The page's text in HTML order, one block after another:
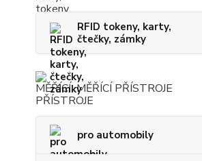
RFID tokeny, karty,
čtečky, zámky
MĚŘÍCÍ PŘÍSTROJE
pro automobily